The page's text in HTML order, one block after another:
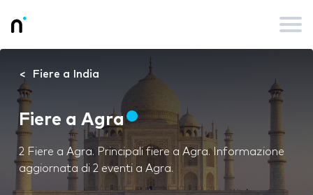
Fiere a India
Fiere a Agra
2 Fiere a Agra. Principali fiere a Agra. Informazione
aggiornata di 2 eventi a Agra.